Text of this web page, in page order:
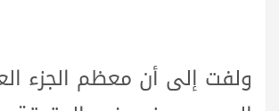
ولفت إلى أن معظم الجزء